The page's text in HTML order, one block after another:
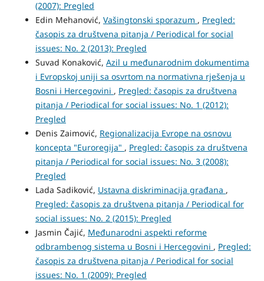
(2007): Pregled
Edin Mehanović, Vašingtonski sporazum , Pregled:
časopis za društvena pitanja / Periodical for social
issues: No. 2 (2013): Pregled
Suvad Konaković, Azil u međunarodnim dokumentima
i Evropskoj uniji sa osvrtom na normativna rješenja u
Bosni i Hercegovini , Pregled: časopis za društvena
pitanja / Periodical for social issues: No. 1 (2012):
Pregled
Denis Zaimović, Regionalizacija Evrope na osnovu
koncepta "Euroregija" , Pregled: časopis za društvena
pitanja / Periodical for social issues: No. 3 (2008):
Pregled
Lada Sadiković, Ustavna diskriminacija građana ,
Pregled: časopis za društvena pitanja / Periodical for
social issues: No. 2 (2015): Pregled
Jasmin Čajić, Međunarodni aspekti reforme
odbrambenog sistema u Bosni i Hercegovini , Pregled:
časopis za društvena pitanja / Periodical for social
issues: No. 1 (2009): Pregled